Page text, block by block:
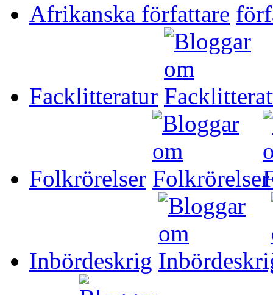
Afrikanska författare
Facklitteratur
Folkrörelser
Inbördeskrig